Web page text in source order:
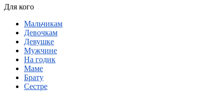
Для кого
Мальчикам
Девочкам
Девушке
Мужчине
На годик
Маме
Брату
Сестре